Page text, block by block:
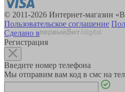
© 2011-2026 Интернет-магазин
Пользовательское соглашение
Сделано в
Регистрация
Введите номер телефона
Мы отправим вам код в смс на